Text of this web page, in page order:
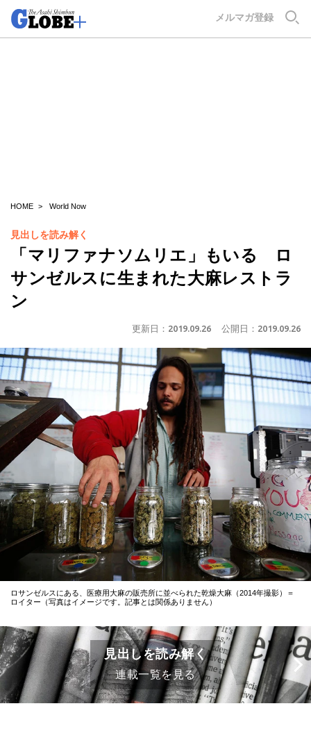
メルマガ登録
HOME World Now
見出しを読み解く
「マリファナソムリエ」もいる ロ
サンゼルスに生まれた大麻レストラ
ン
更新日： 2019.09.26 公開日： 2019.09.26
ロサンゼルスにある、医療用大麻の販売所に並べられた乾燥大麻（2014年撮影）＝
ロイター（写真はイメージです。記事とは関係ありません）
見出しを読み解く
連載一覧を見る